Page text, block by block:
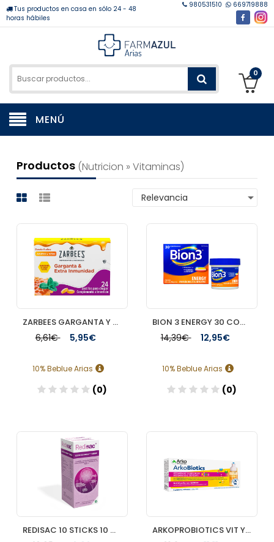
Tus productos en casa en sólo 24 - 48
horas hábiles
980531510 669719888
0
MENÚ
Productos (nutricion » Vitaminas)
ZARBEES GARGANTA Y EXTRA INMUNIDAD 24 PASTILLAS PARA CHUPAR
6,61€ 5,95€
10% Beblue Arias
(0)
Añadir
BION 3 ENERGY 30 COMPRIMIDOS
14,39€ 12,95€
10% Beblue Arias
(0)
REDISAC 10 STICKS 10 ML SABOR GOMINOLA DE COLA ARKOPROBIOTICS VIT Y DEFENSAS NIÑOS 7 UNIDOSIS